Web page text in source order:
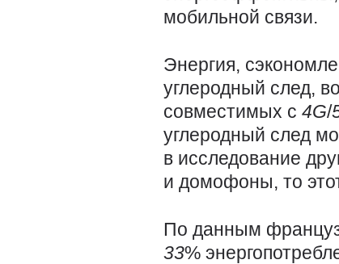
мобильной связи.
Энергия,
углеродный след,
совместимых с 4G/
углеродный след
в исследование
и домофоны, то
По данным
33%